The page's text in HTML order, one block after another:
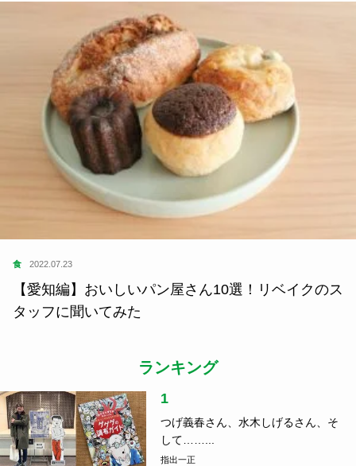
食 2022.07.23
【愛知編】おいしいパン屋さん10選！リベイクのス
タッフに聞いてみた
ランキング
1
つげ義春さん、水木しげるさん、そ
して……...
指出一正